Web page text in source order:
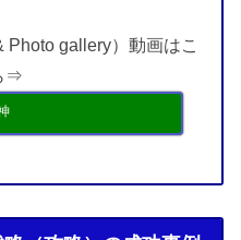
gallery）動画はこ
⇒